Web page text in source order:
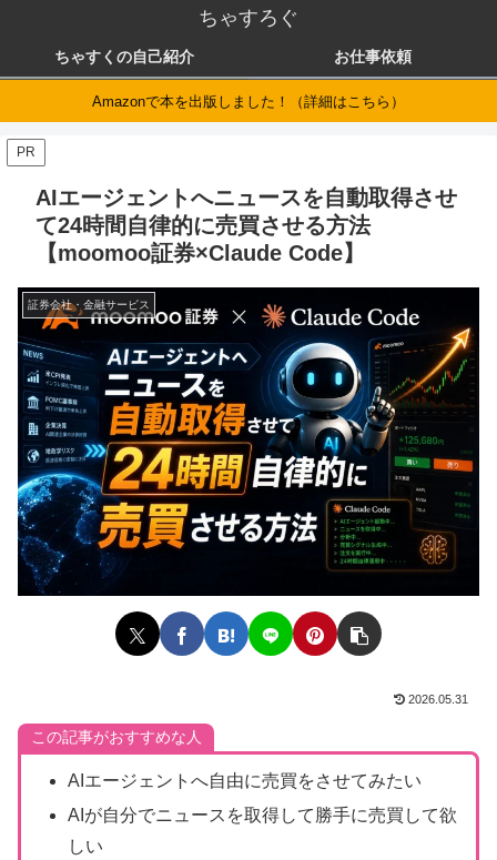
ちゃすろぐ
ちゃすくの自己紹介 お仕事依頼
Amazonで本を出版しました！（詳細はこちら）
PR
AIエージェントへニュースを自動取得させ
て24時間自律的に売買させる方法
【moomoo証券×Claude Code】
証券会社・金融サービス
2026.05.31
この記事がおすすめな人
AIエージェントへ自由に売買をさせてみたい
AIが自分でニュースを取得して勝手に売買して欲
しい